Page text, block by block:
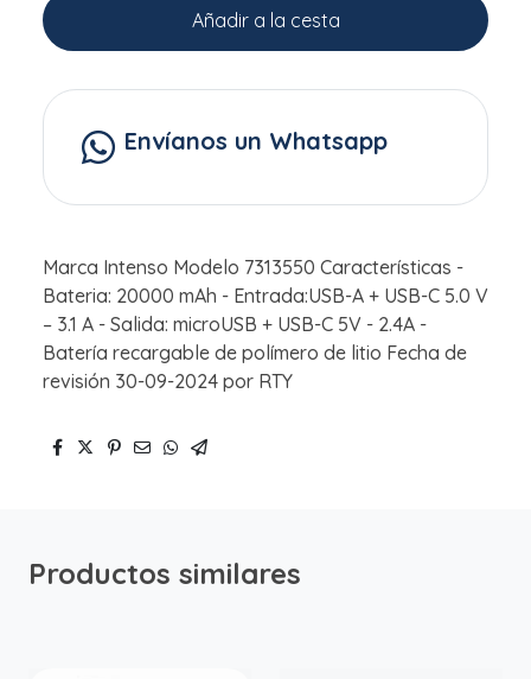
Añadir a la cesta
Envíanos un Whatsapp
Marca Intenso Modelo 7313550 Características -
Bateria: 20000 mAh - Entrada:USB-A + USB-C 5.0 V
– 3.1 A - Salida: microUSB + USB-C 5V - 2.4A -
Batería recargable de polímero de litio Fecha de
revisión 30-09-2024 por RTY
Productos similares